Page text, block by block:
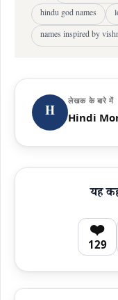
hindu god names
names inspired by
H
लेखक के बारे में
Hindi
यह
❤️
129